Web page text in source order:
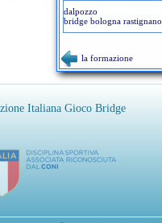
dalpozzo
bridge bologna rastignano
la formazione
Italiana Gioco Bridge